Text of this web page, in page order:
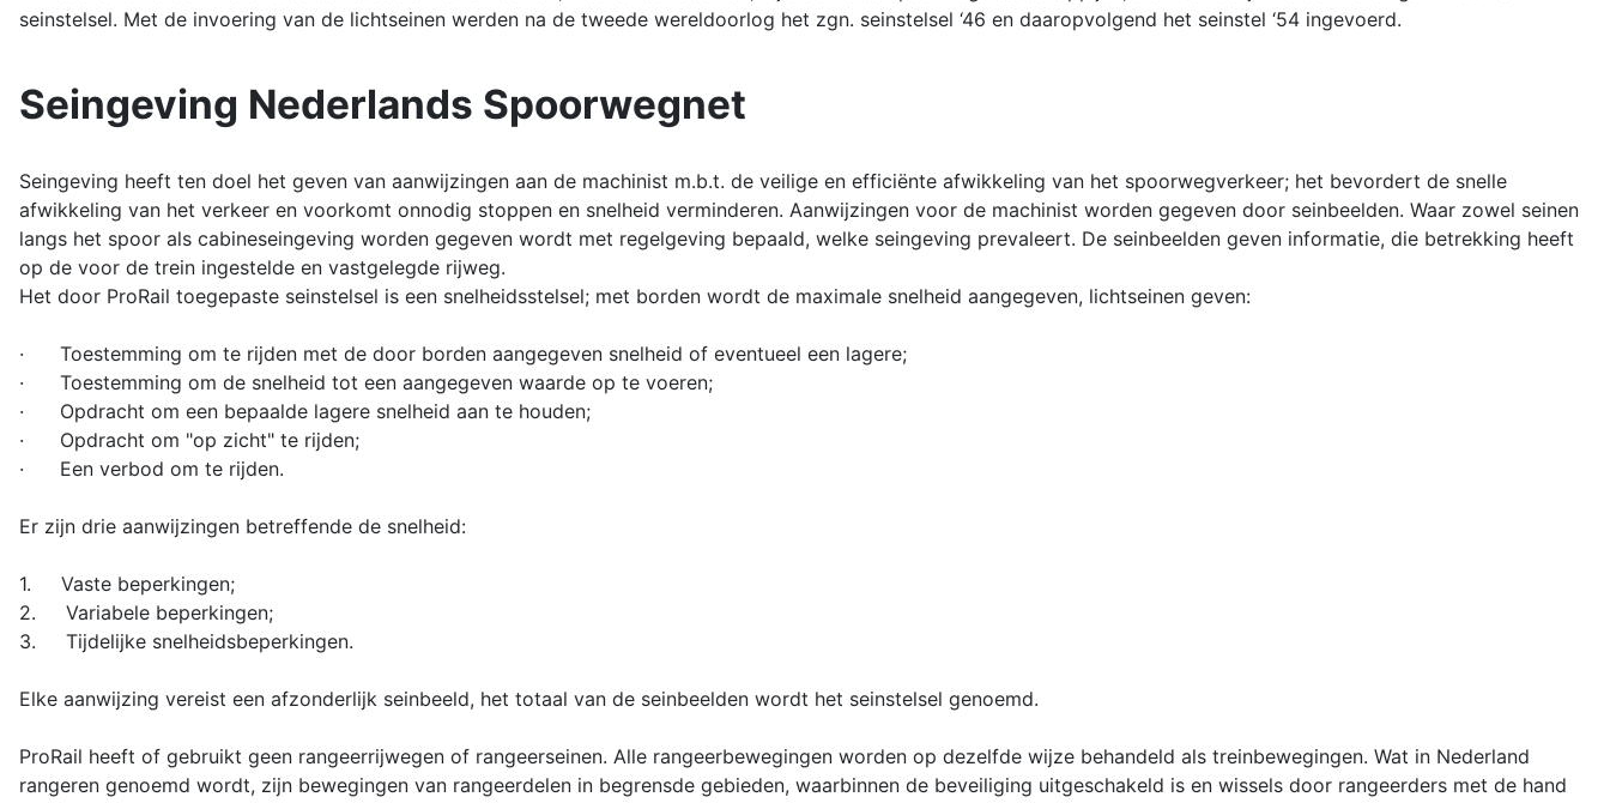
seinstelsel. Met de invoering van de lichtseinen werden na de tweede wereldoorlog het zgn. seinstelsel ‘46 en daaropvolgend het seinstel ‘54 ingevoerd.
Seingeving Nederlands Spoorwegnet
Seingeving heeft ten doel het geven van aanwijzingen aan de machinist m.b.t. de veilige en efficiënte afwikkeling van het spoorwegverkeer; het bevordert de snelle
afwikkeling van het verkeer en voorkomt onnodig stoppen en snelheid verminderen. Aanwijzingen voor de machinist worden gegeven door seinbeelden. Waar zowel seinen
langs het spoor als cabineseingeving worden gegeven wordt met regelgeving bepaald, welke seingeving prevaleert. De seinbeelden geven informatie, die betrekking heeft
op de voor de trein ingestelde en vastgelegde rijweg.
Het door ProRail toegepaste seinstelsel is een snelheidsstelsel; met borden wordt de maximale snelheid aangegeven, lichtseinen geven:
· Toestemming om te rijden met de door borden aangegeven snelheid of eventueel een lagere;
· Toestemming om de snelheid tot een aangegeven waarde op te voeren;
· Opdracht om een bepaalde lagere snelheid aan te houden;
· Opdracht om "op zicht" te rijden;
· Een verbod om te rijden.
Er zijn drie aanwijzingen betreffende de snelheid:
1. Vaste beperkingen;
2. Variabele beperkingen;
3. Tijdelijke snelheidsbeperkingen.
Elke aanwijzing vereist een afzonderlijk seinbeeld, het totaal van de seinbeelden wordt het seinstelsel genoemd.
ProRail heeft of gebruikt geen rangeerrijwegen of rangeerseinen. Alle rangeerbewegingen worden op dezelfde wijze behandeld als treinbewegingen. Wat in Nederland
rangeren genoemd wordt, zijn bewegingen van rangeerdelen in begrensde gebieden, waarbinnen de beveiliging uitgeschakeld is en wissels door rangeerders met de hand